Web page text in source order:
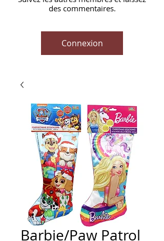
des commentaires.
Connexion
Barbie/Paw Patrol